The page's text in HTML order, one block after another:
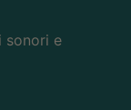
sonori e